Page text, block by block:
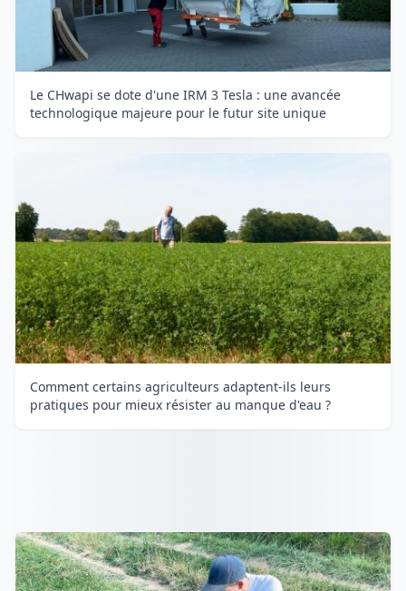
Le CHwapi se dote d'une IRM 3 Tesla : une avancée
technologique majeure pour le futur site unique
Comment certains agriculteurs adaptent-ils leurs
pratiques pour mieux résister au manque d'eau ?